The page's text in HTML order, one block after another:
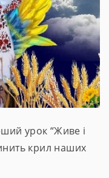
урок “Живе і
крил наших